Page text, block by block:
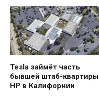
Tesla займёт часть
бывшей штаб-квартиры
HP в Калифорнии